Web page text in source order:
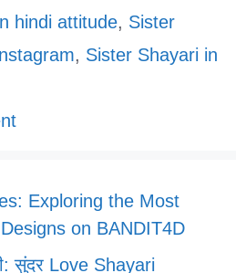
hindi attitude, Sister
, Sister Shayari in
Exploring the Most
on BANDIT4D
सुंदर Love Shayari